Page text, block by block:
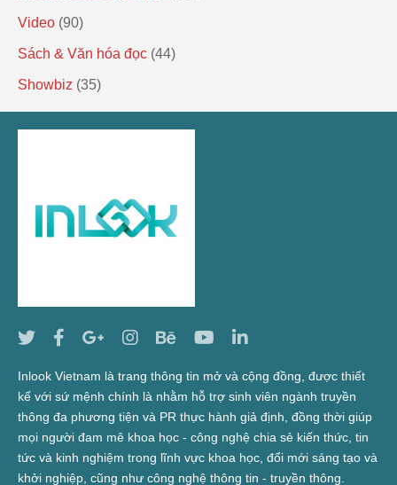
Video (90)
Sách & Văn hóa đọc (44)
Showbiz (35)
Inlook Vietnam là trang thông tin mở và cộng đồng, được thiết
kế với sứ mệnh chính là nhằm hỗ trợ sinh viên ngành truyền
thông đa phương tiện và PR thực hành giả định, đồng thời giúp
mọi người đam mê khoa học - công nghệ chia sẻ kiến thức, tin
tức và kinh nghiệm trong lĩnh vực khoa học, đổi mới sáng tạo và
khởi nghiệp, cũng như công nghệ thông tin - truyền thông.